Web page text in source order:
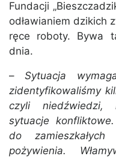
Fundacji
odławianiem dzikich
ręce roboty. Bywa
dnia.
–Sytuacja
zidentyfikowaliśmy
czyli niedźwiedzi,
sytuacje
do
pożywienia.